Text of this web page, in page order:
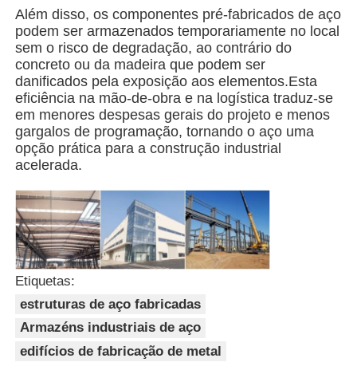
Pedir um orçamento
Edifício da estrutura de aço
Oficina de Estrutura de Aço
Armazém de estruturas de aço
Armazém de estruturas de aço
Construção de aço pesada
Ponte de estruturas de aço
Escritório de estrutura de aço
Além disso, os componentes pré-fabricados de aço
podem ser armazenados temporariamente no local
sem o risco de degradação, ao contrário do
concreto ou da madeira que podem ser
danificados pela exposição aos elementos.Esta
eficiência na mão-de-obra e na logística traduz-se
em menores despesas gerais do projeto e menos
gargalos de programação, tornando o aço uma
opção prática para a construção industrial
acelerada.
Etiquetas:
estruturas de aço fabricadas
Armazéns industriais de aço
edifícios de fabricação de metal